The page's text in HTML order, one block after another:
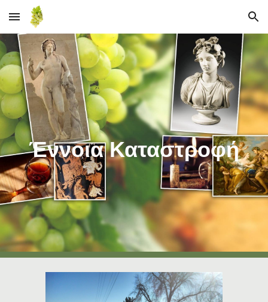
Skip to main content Skip to navigation
Έννοια Καταστροφή